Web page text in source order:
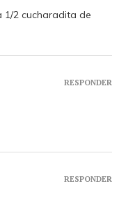
1/2 cucharadita de
RESPONDER
RESPONDER